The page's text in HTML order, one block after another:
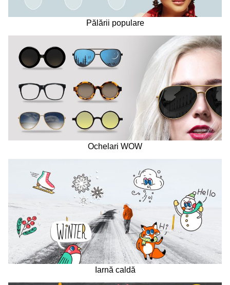
Pălării populare
Ochelari WOW
Iarnă caldă